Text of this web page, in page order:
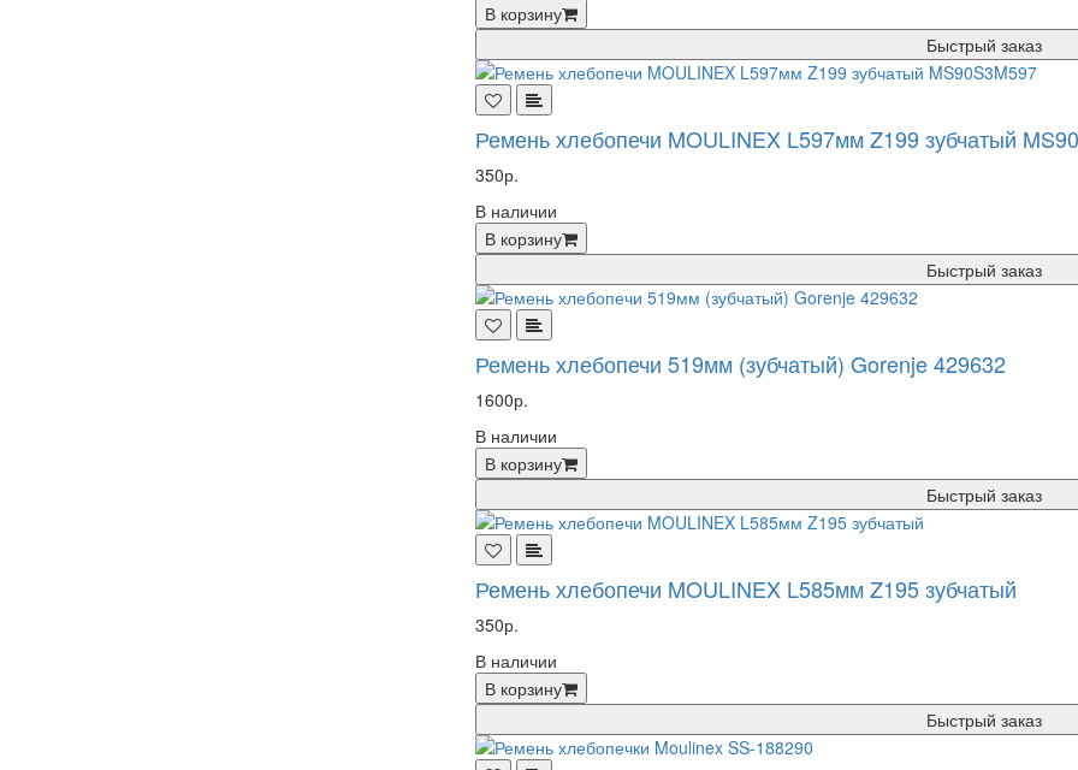
В корзину
Быстрый заказ
Ремень хлебопечи MOULINEX L597мм Z199 зубчатый
350р.
В наличии
В корзину
Быстрый заказ
Ремень хлебопечи 519мм (зубчатый) Gorenje 429632
1600р.
В наличии
В корзину
Быстрый заказ
Ремень хлебопечи MOULINEX L585мм Z195 зубчатый
350р.
В наличии
В корзину
Быстрый заказ